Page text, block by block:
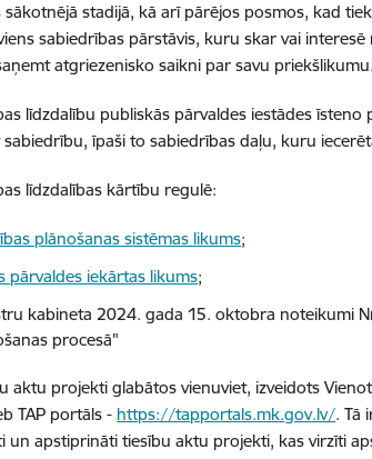
sākotnējā stadijā, kā arī pārējos posmos, kad
sabiedrības pārstāvis, kuru skar vai
atgriezenisko saikni par savu priekšlikumu.
līdzdalību publiskās pārvaldes iestādes
īpaši to sabiedrības daļu, kuru
līdzdalības kārtību regulē:
plānošanas sistēmas likums;
pārvaldes iekārtas likums;
kabineta 2024. gada 15. oktobra noteikumi
procesā"
aktu projekti glabātos vienuviet, izveidots
TAP portāls - https://tapportals.mk.gov.lv/. Tā
un apstiprināti tiesību aktu projekti, kas virzīti